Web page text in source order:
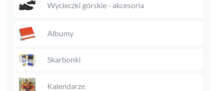
Wycieczki górskie - akcesoria
Albumy
Skarbonki
Kalendarze